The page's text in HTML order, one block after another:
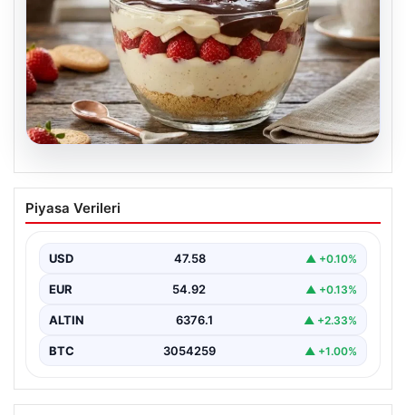
05.08.2026
Tatlı Krizlerine Serinlik Katan Lezzet:
Çikolatalı Çilekli Magnolia Tarifi
severlerin favorisi haline gelen günümüzün popüler
tatlılarından…
Piyasa Verileri
USD 47.58 ▲ +0.10%
EUR 54.92 ▲ +0.13%
ALTIN 6376.1 ▲ +2.33%
BTC 3054259 ▲ +1.00%